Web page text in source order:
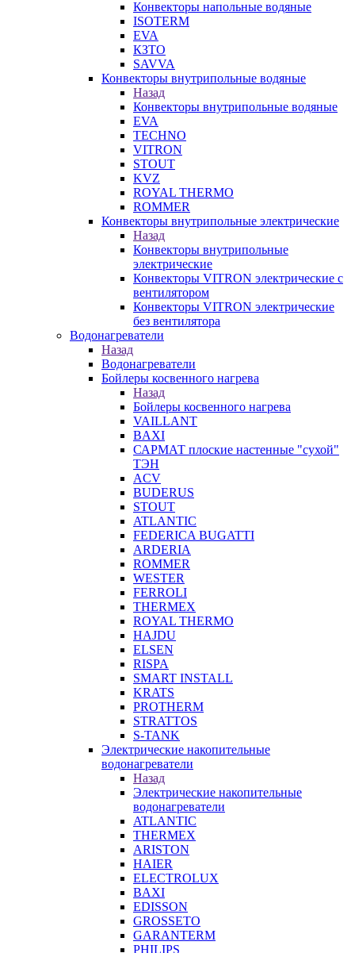
Конвекторы напольные водяные
ISOTERM
EVA
КЗТО
SAVVA
Конвекторы внутрипольные водяные
Назад
Конвекторы внутрипольные водяные
EVA
TECHNO
VITRON
STOUT
KVZ
ROYAL THERMO
ROMMER
Конвекторы внутрипольные электрические
Назад
Конвекторы внутрипольные
электрические
Конвекторы VITRON электрические с
вентилятором
Конвекторы VITRON электрические
без вентилятора
Водонагреватели
Назад
Водонагреватели
Бойлеры косвенного нагрева
Назад
Бойлеры косвенного нагрева
VAILLANT
BAXI
САРМАТ плоские настенные "сухой"
ТЭН
ACV
BUDERUS
STOUT
ATLANTIC
FEDERICA BUGATTI
ARDERIA
ROMMER
WESTER
FERROLI
THERMEX
ROYAL THERMO
HAJDU
ELSEN
RISPA
SMART INSTALL
KRATS
PROTHERM
STRATTOS
S-TANK
Электрические накопительные
водонагреватели
Назад
Электрические накопительные
водонагреватели
ATLANTIC
THERMEX
ARISTON
HAIER
ELECTROLUX
BAXI
EDISSON
GROSSETO
GARANTERM
PHILIPS